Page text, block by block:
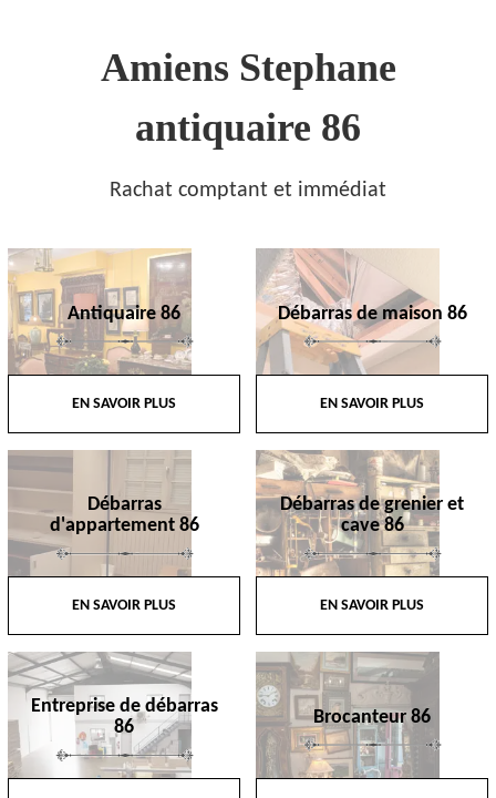
Amiens Stephane
antiquaire 86
Rachat comptant et immédiat
Antiquaire 86
EN SAVOIR PLUS
Débarras de maison 86
EN SAVOIR PLUS
Débarras
d'appartement 86
EN SAVOIR PLUS
Débarras de grenier et
cave 86
EN SAVOIR PLUS
Entreprise de débarras
86
Brocanteur 86